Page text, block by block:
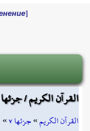
]
القرآن الكريم / جزئها ٧ / صفحة
القرآن الكريم»جزئها ٧ »